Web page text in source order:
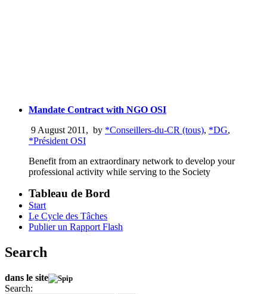
Mandate Contract with NGO OSI
9 August 2011 , by *Conseillers-du-CR (tous), *DG,
*Président OSI
Benefit from an extraordinary network to develop your
professional activity while serving to the Society
Tableau de Bord
Start
Le Cycle des Tâches
Publier un Rapport Flash
Search
dans le site
Search: